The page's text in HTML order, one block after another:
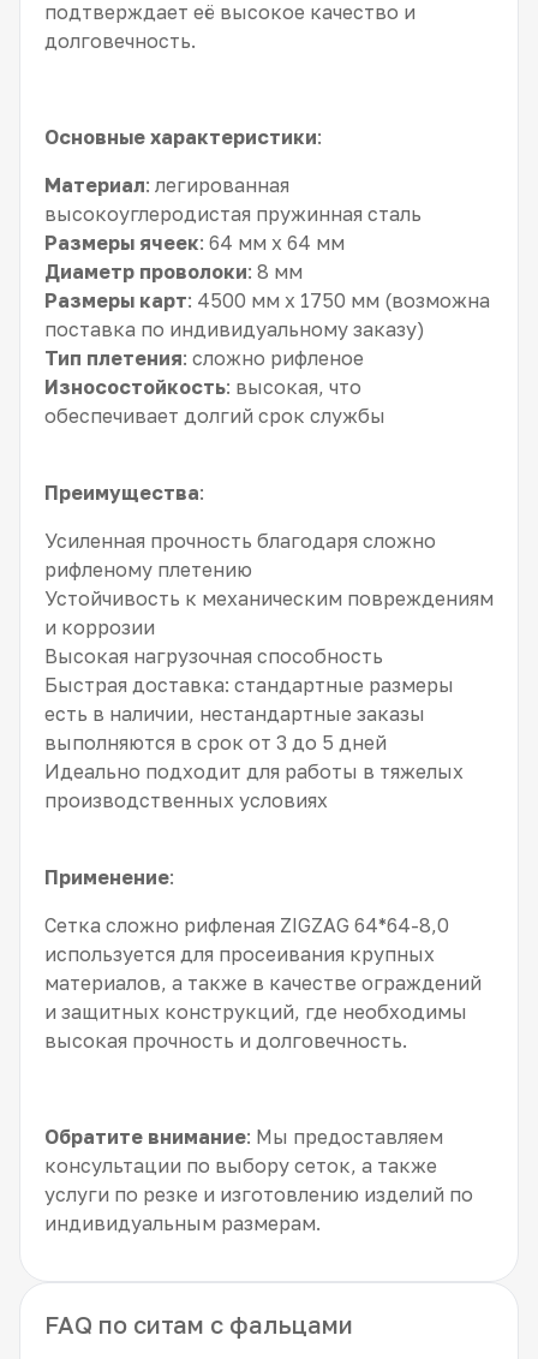
подтверждает её высокое качество и
долговечность.
Основные характеристики:
Материал: легированная
высокоуглеродистая пружинная сталь
Размеры ячеек: 64 мм x 64 мм
Диаметр проволоки: 8 мм
Размеры карт: 4500 мм x 1750 мм (возможна
поставка по индивидуальному заказу)
Тип плетения: сложно рифленое
Износостойкость: высокая, что
обеспечивает долгий срок службы
Преимущества:
Усиленная прочность благодаря сложно
рифленому плетению
Устойчивость к механическим повреждениям
и коррозии
Высокая нагрузочная способность
Быстрая доставка: стандартные размеры
есть в наличии, нестандартные заказы
выполняются в срок от 3 до 5 дней
Идеально подходит для работы в тяжелых
производственных условиях
Применение:
Сетка сложно рифленая ZIGZAG 64*64-8,0
используется для просеивания крупных
материалов, а также в качестве ограждений
и защитных конструкций, где необходимы
высокая прочность и долговечность.
Обратите внимание: Мы предоставляем
консультации по выбору сеток, а также
услуги по резке и изготовлению изделий по
индивидуальным размерам.
FAQ по ситам с фальцами